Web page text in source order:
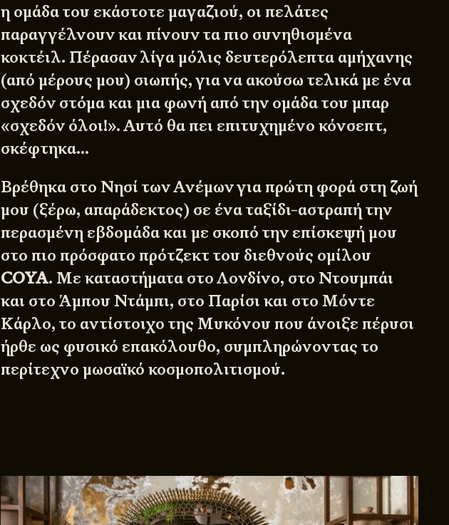
η ομάδα του εκάστοτε μαγαζιού, οι πελάτες
παραγγέλνουν και πίνουν τα πιο συνηθισμένα
κοκτέιλ. Πέρασαν λίγα μόλις δευτερόλεπτα αμήχανης
(από μέρους μου) σιωπής, για να ακούσω τελικά με ένα
σχεδόν στόμα και μια φωνή από την ομάδα του μπαρ
«σχεδόν όλοι!». Αυτό θα πει επιτυχημένο κόνσεπτ,
σκέφτηκα…
Βρέθηκα στο Νησί των Ανέμων για πρώτη φορά στη ζωή
μου (ξέρω, απαράδεκτος) σε ένα ταξίδι-αστραπή την
περασμένη εβδομάδα και με σκοπό την επίσκεψή μου
στο πιο πρόσφατο πρότζεκτ του διεθνούς ομίλου
COYA. Με καταστήματα στο Λονδίνο, στο Ντουμπάι
και στο Άμπου Ντάμπι, στο Παρίσι και στο Μόντε
Κάρλο, το αντίστοιχο της Μυκόνου που άνοιξε πέρυσι
ήρθε ως φυσικό επακόλουθο, συμπληρώνοντας το
περίτεχνο μωσαϊκό κοσμοπολιτισμού.